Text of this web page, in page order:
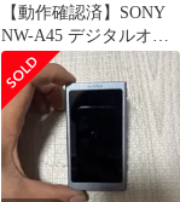
【動作確認済】SONY
NW-A45 デジタルオー
ディオプレイヤー ウ
ォークマン